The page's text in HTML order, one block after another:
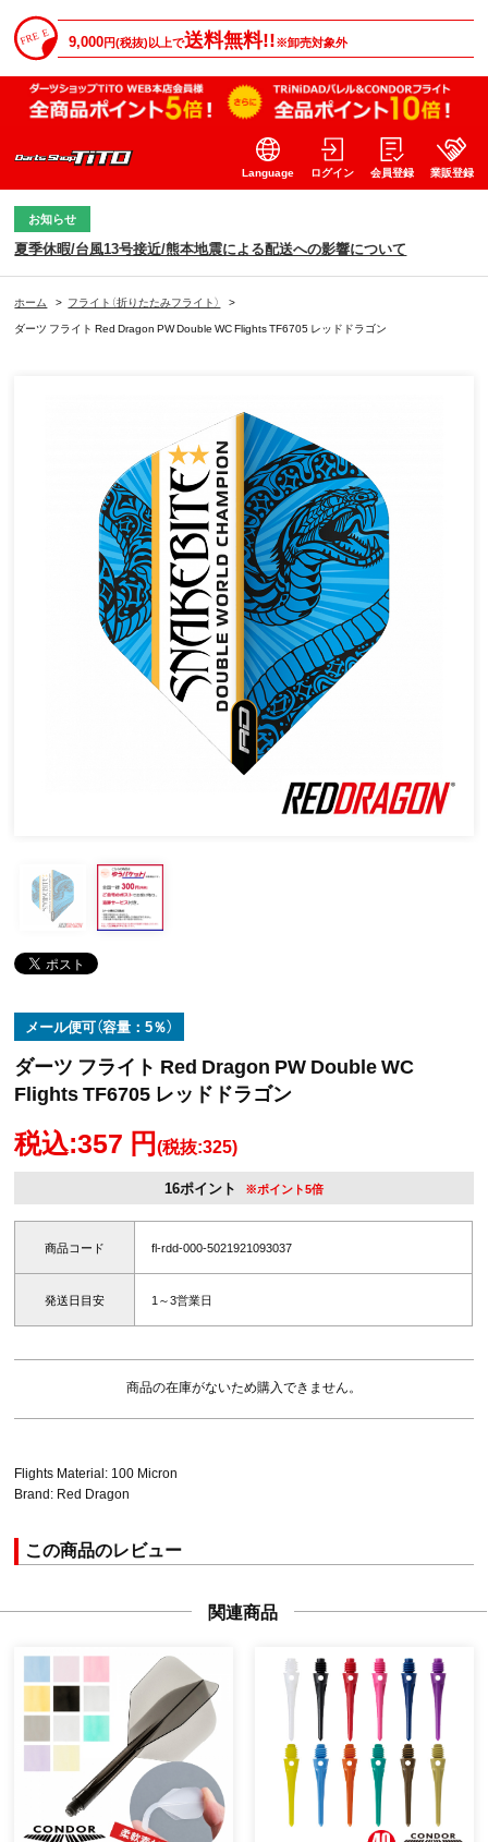
9,000円(税抜)以上で送料無料!!※卸売対象外
Language ログイン 会員登録 業販登録
お知らせ
夏季休暇/台風13号接近/熊本地震による配送への影響について
ホーム > フライト（折りたたみフライト）
>
ダーツ フライト Red Dragon PW Double WC Flights TF6705 レッドドラゴン
メール便可（容量：5％）
ダーツ フライト Red Dragon PW Double WC
Flights TF6705 レッドドラゴン
税込:357 円(税抜:325)
16ポイント ※ポイント5倍
商品コード fl-rdd-000-5021921093037
発送日目安 1～3営業日
商品の在庫がないため購入できません。
Flights Material: 100 Micron
Brand: Red Dragon
この商品のレビュー
関連商品